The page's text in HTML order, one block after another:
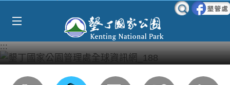
:::